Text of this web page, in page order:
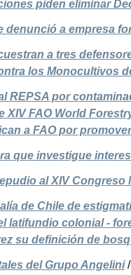
piden eliminar
a empresa
a tres
los Monocultivos
REPSA por
XIV FAO World
a FAO por
que investigue
al XIV Congreso
de Chile de
latifundio colonial -
su definición de
del Grupo Angelini